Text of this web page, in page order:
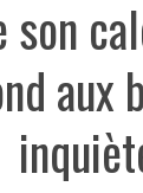
son
aux